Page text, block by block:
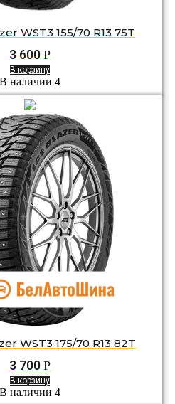
WST3 155/70 R13 75T
3 600 Р
В корзину
В наличии 4
WST3 175/70 R13 82T
3 700 Р
В корзину
В наличии 4